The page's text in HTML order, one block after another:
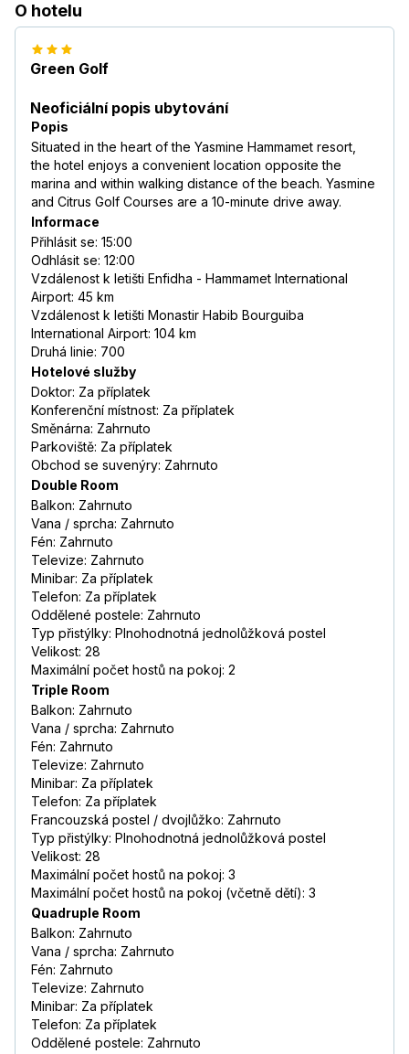
O hotelu
Green Golf
Neoficiální popis ubytování
Popis
Situated in the heart of the Yasmine Hammamet resort,
the hotel enjoys a convenient location opposite the
marina and within walking distance of the beach. Yasmine
and Citrus Golf Courses are a 10-minute drive away.
Informace
Přihlásit se: 15:00
Odhlásit se: 12:00
Vzdálenost k letišti Enfidha - Hammamet International
Airport: 45 km
Vzdálenost k letišti Monastir Habib Bourguiba
International Airport: 104 km
Druhá linie: 700
Hotelové služby
Doktor: Za příplatek
Konferenční místnost: Za příplatek
Směnárna: Zahrnuto
Parkoviště: Za příplatek
Obchod se suvenýry: Zahrnuto
Double Room
Balkon: Zahrnuto
Vana / sprcha: Zahrnuto
Fén: Zahrnuto
Televize: Zahrnuto
Minibar: Za příplatek
Telefon: Za příplatek
Oddělené postele: Zahrnuto
Typ přistýlky: Plnohodnotná jednolůžková postel
Velikost: 28
Maximální počet hostů na pokoj: 2
Triple Room
Balkon: Zahrnuto
Vana / sprcha: Zahrnuto
Fén: Zahrnuto
Televize: Zahrnuto
Minibar: Za příplatek
Telefon: Za příplatek
Francouzská postel / dvojlůžko: Zahrnuto
Typ přistýlky: Plnohodnotná jednolůžková postel
Velikost: 28
Maximální počet hostů na pokoj: 3
Maximální počet hostů na pokoj (včetně dětí): 3
Quadruple Room
Balkon: Zahrnuto
Vana / sprcha: Zahrnuto
Fén: Zahrnuto
Televize: Zahrnuto
Minibar: Za příplatek
Telefon: Za příplatek
Oddělené postele: Zahrnuto